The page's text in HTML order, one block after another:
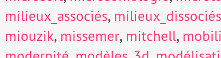
milieux_associés, milieux_dissociés
miouzik, missemer, mitchell,